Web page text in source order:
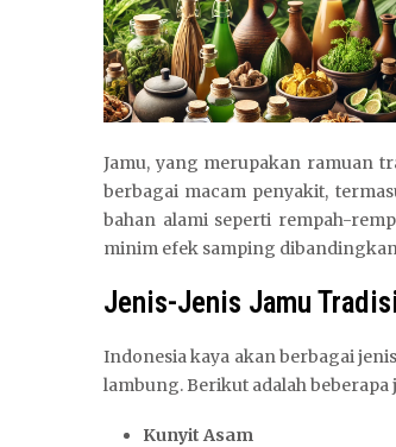
Jamu, yang merupakan ramuan
berbagai macam penyakit,
bahan alami seperti rempah-
minim efek samping
Jenis-Jenis Jamu
Indonesia kaya akan berbagai
lambung. Berikut adalah
Kunyit Asam